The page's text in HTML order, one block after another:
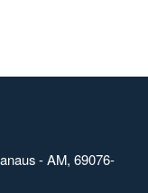
- AM, 69076-